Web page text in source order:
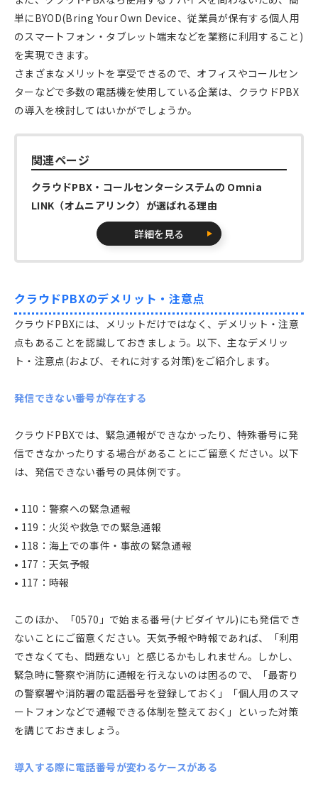
単にBYOD(Bring Your Own Device、従業員が保有する個人用
のスマートフォン・タブレット端末などを業務に利用すること)
を実現できます。
さまざまなメリットを享受できるので、オフィスやコールセン
ターなどで多数の電話機を使用している企業は、クラウドPBX
の導入を検討してはいかがでしょうか。
関連ページ
クラウドPBX・コールセンターシステムの Omnia
LINK（オムニアリンク）が選ばれる理由
詳細を見る
クラウドPBXのデメリット・注意点
クラウドPBXには、メリットだけではなく、デメリット・注意
点もあることを認識しておきましょう。以下、主なデメリッ
ト・注意点(および、それに対する対策)をご紹介します。
発信できない番号が存在する
クラウドPBXでは、緊急通報ができなかったり、特殊番号に発
信できなかったりする場合があることにご留意ください。以下
は、発信できない番号の具体例です。
• 110：警察への緊急通報
• 119：火災や救急での緊急通報
• 118：海上での事件・事故の緊急通報
• 177：天気予報
• 117：時報
このほか、「0570」で始まる番号(ナビダイヤル)にも発信でき
ないことにご留意ください。天気予報や時報であれば、「利用
できなくても、問題ない」と感じるかもしれません。しかし、
緊急時に警察や消防に通報を行えないのは困るので、「最寄り
の警察署や消防署の電話番号を登録しておく」「個人用のスマ
ートフォンなどで通報できる体制を整えておく」といった対策
を講じておきましょう。
導入する際に電話番号が変わるケースがある